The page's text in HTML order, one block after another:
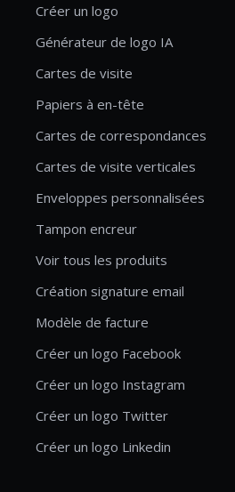
Créer un logo
Générateur de logo IA
Cartes de visite
Papiers à en-tête
Cartes de correspondances
Cartes de visite verticales
Enveloppes personnalisées
Tampon encreur
Voir tous les produits
Création signature email
Modèle de facture
Créer un logo Facebook
Créer un logo Instagram
Créer un logo Twitter
Créer un logo Linkedin